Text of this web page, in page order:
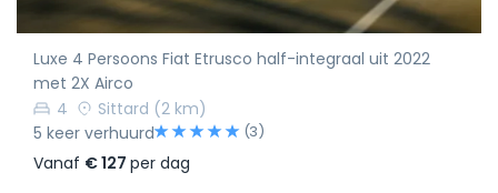
Luxe 4 Persoons Fiat Etrusco half-integraal uit 2022
met 2X Airco
4
Sittard (2 km)
5 keer verhuurd
(3)
Vanaf € 127 per dag